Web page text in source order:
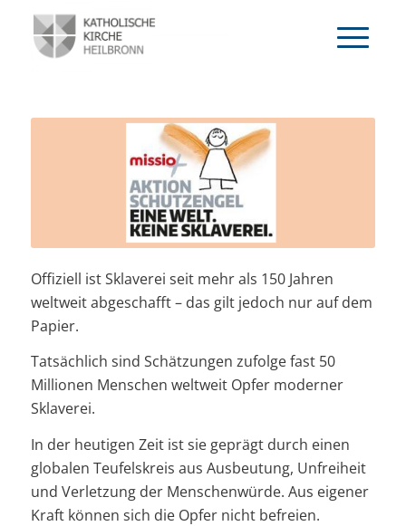
Offiziell ist Sklaverei seit mehr als 150 Jahren
weltweit abgeschafft – das gilt jedoch nur auf dem
Papier.
Tatsächlich sind Schätzungen zufolge fast 50
Millionen Menschen weltweit Opfer moderner
Sklaverei.
In der heutigen Zeit ist sie geprägt durch einen
globalen Teufelskreis aus Ausbeutung, Unfreiheit
und Verletzung der Menschenwürde. Aus eigener
Kraft können sich die Opfer nicht befreien.